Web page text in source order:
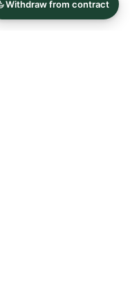
similaires